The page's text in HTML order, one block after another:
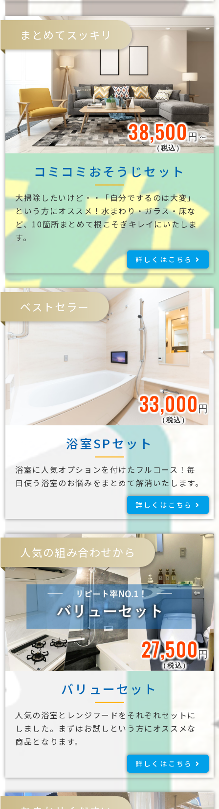
まとめてスッキリ
38,500円～
（税込）
コミコミおそうじセット
大掃除したいけど・・「自分でするのは大変」
という方にオススメ！水まわり・ガラス・床な
ど、10箇所まとめて根こそぎキレイにいたしま
す。
詳しくはこちら
ベストセラー
33,000円
（税込）
浴室SPセット
浴室に人気オプションを付けたフルコース！毎
日使う浴室のお悩みをまとめて解消いたします。
詳しくはこちら
人気の組み合わせから
27,500円
（税込）
バリューセット
人気の浴室とレンジフードをそれぞれセットに
しました。まずはお試しという方にオススメな
商品となります。
詳しくはこちら